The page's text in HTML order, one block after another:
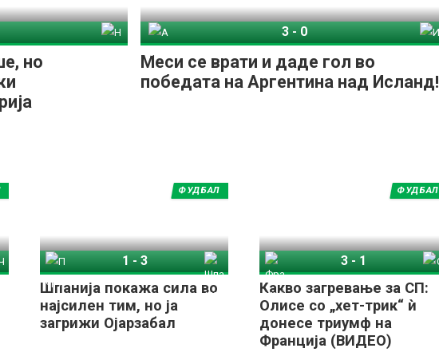
но
Меси се врати и даде гол во
победата на Аргентина над Исланд!
3-0
Шпанија покажа сила во
најсилен тим, но ја
загрижи Ојарзабал
ФУДБАЛ
1-3
Какво загревање за СП:
Олисе со „хет-трик“ ѝ
донесе триумф на
Франција (ВИДЕО)
ФУДБАЛ
3-1